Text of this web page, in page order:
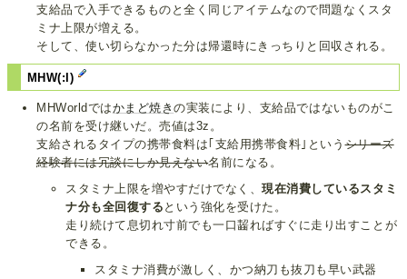
支給品で入手できるものと全く同じアイテムなので問題なくスタ
ミナ上限が増える。
そして、使い切らなかった分は帰還時にきっちりと回収される。
MHW(:I)
MHWorldではかまど焼きの実装により、支給品ではないものがこ
の名前を受け継いだ。売値は3z。
支給されるタイプの携帯食料は｢支給用携帯食料｣というシリーズ
経験者には冗談にしか見えない名前になる。
スタミナ上限を増やすだけでなく、現在消費しているスタミ
ナ分も全回復する という強化を受けた。
走り続けて息切れ寸前でも一口齧ればすぐに走り出すことが
できる。
スタミナ消費が激しく、かつ納刀も抜刀も早い武器